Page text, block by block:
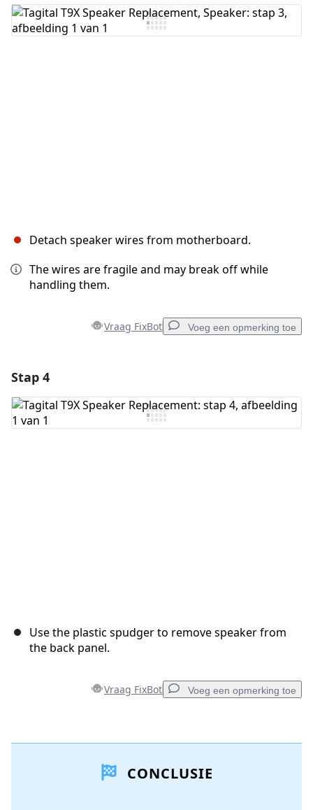
Voeg opmerking toe
Detach speaker wires from motherboard.
The wires are fragile and may break off while
handling them.
Vraag FixBot Voeg een opmerking toe
Voeg opmerking toe
Stap 4
Use the plastic spudger to remove speaker from
the back panel.
Vraag FixBot Voeg een opmerking toe
Voeg opmerking toeCONCLUSIE